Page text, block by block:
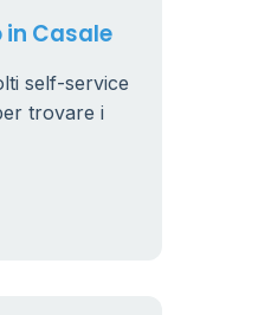
in Casale
self-service
trovare i